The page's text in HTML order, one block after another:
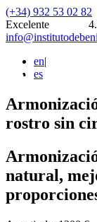
(+34) 932 53 02 82
Excelente
en|
es
rostro sin
natural,